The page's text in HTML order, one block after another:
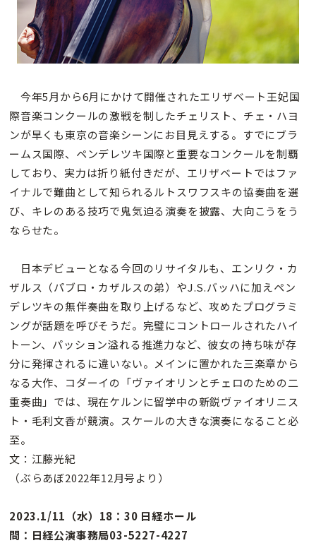
今年5月から6月にかけて開催されたエリザベート王妃国
際音楽コンクールの激戦を制したチェリスト、チェ・ハヨ
ンが早くも東京の音楽シーンにお目見えする。すでにブラ
ームス国際、ペンデレツキ国際と重要なコンクールを制覇
しており、実力は折り紙付きだが、エリザベートではファ
イナルで難曲として知られるルトスワフスキの協奏曲を選
び、キレのある技巧で鬼気迫る演奏を披露、大向こうをう
ならせた。
日本デビューとなる今回のリサイタルも、エンリク・カ
ザルス（パブロ・カザルスの弟）やJ.S.バッハに加えペン
デレツキの無伴奏曲を取り上げるなど、攻めたプログラミ
ングが話題を呼びそうだ。完璧にコントロールされたハイ
トーン、パッション溢れる推進力など、彼女の持ち味が存
分に発揮されるに違いない。メインに置かれた三楽章から
なる大作、コダーイの「ヴァイオリンとチェロのための二
重奏曲」では、現在ケルンに留学中の新鋭ヴァイオリニス
ト・毛利文香が競演。スケールの大きな演奏になること必
至。
文：江藤光紀
（ぶらあぼ2022年12月号より）
2023.1/11（水）18：30 日経ホール
問：日経公演事務局03-5227-4227